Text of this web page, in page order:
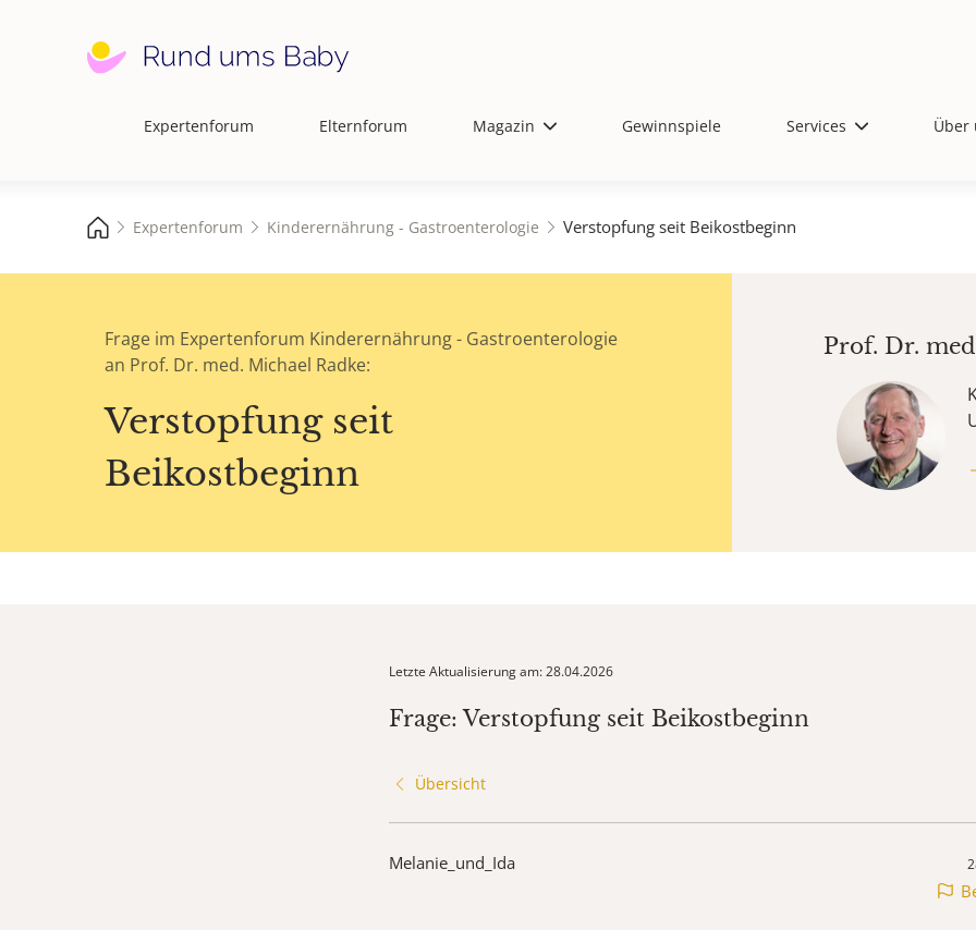
Hauptnavigation
Expertenforum Elternforum Magazin Gewinnspiele Services Über
Expertenforum Kinderernährung - Gastroenterologie Verstopfung seit Beikostbeginn
Frage im Expertenforum Kinderernährung - Gastroenterologie
an Prof. Dr. med. Michael Radke:
Verstopfung seit
Beikostbeginn
Prof. Dr.
Letzte Aktualisierung am: 28.04.2026
Frage: Verstopfung seit Beikostbeginn
Übersicht
Melanie_und_Ida